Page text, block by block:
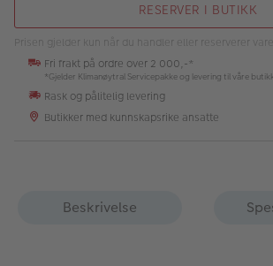
RESERVER I BUTIKK
Prisen gjelder kun når du handler eller reserverer
Fri frakt på ordre over 2 000,-*
*Gjelder Klimanøytral Servicepakke og levering til våre
Rask og pålitelig levering
Butikker med kunnskapsrike ansatte
Beskrivelse